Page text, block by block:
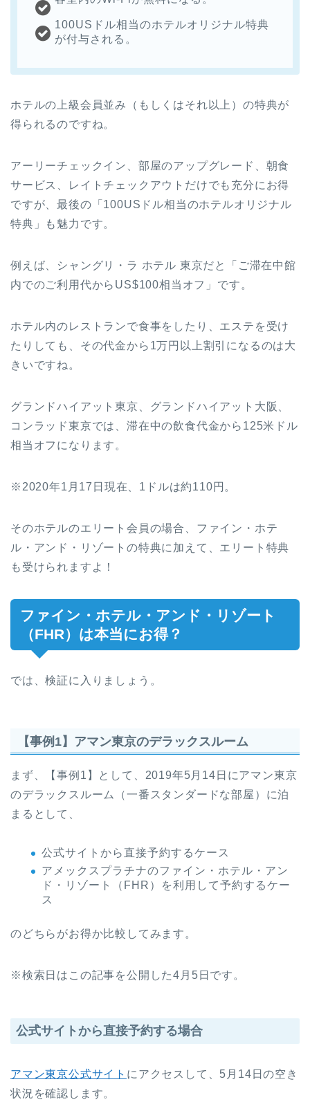
100USドル相当のホテルオリジナル特典
が付与される。
ホテルの上級会員並み（もしくはそれ以上）の特典が
得られるのですね。
アーリーチェックイン、部屋のアップグレード、朝食
サービス、レイトチェックアウトだけでも充分にお得
ですが、最後の「100USドル相当のホテルオリジナル
特典」も魅力です。
例えば、シャングリ・ラ ホテル 東京だと「ご滞在中館
内でのご利用代からUS$100相当オフ」です。
ホテル内のレストランで食事をしたり、エステを受け
たりしても、その代金から1万円以上割引になるのは大
きいですね。
グランドハイアット東京、グランドハイアット大阪、
コンラッド東京では、滞在中の飲食代金から125米ドル
相当オフになります。
※2020年1月17日現在、1ドルは約110円。
そのホテルのエリート会員の場合、ファイン・ホテ
ル・アンド・リゾートの特典に加えて、エリート特典
も受けられますよ！
ファイン・ホテル・アンド・リゾート
（FHR）は本当にお得？
では、検証に入りましょう。
【事例1】アマン東京のデラックスルーム
まず、【事例1】として、2019年5月14日にアマン東京
のデラックスルーム（一番スタンダードな部屋）に泊
まるとして、
公式サイトから直接予約するケース
アメックスプラチナのファイン・ホテル・アン
ド・リゾート（FHR）を利用して予約するケー
ス
のどちらがお得か比較してみます。
※検索日はこの記事を公開した4月5日です。
公式サイトから直接予約する場合
アマン東京公式サイト にアクセスして、5月14日の空き
状況を確認します。